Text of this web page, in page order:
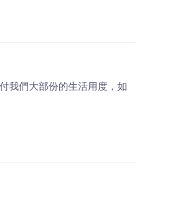
我們大部份的生活用度，如